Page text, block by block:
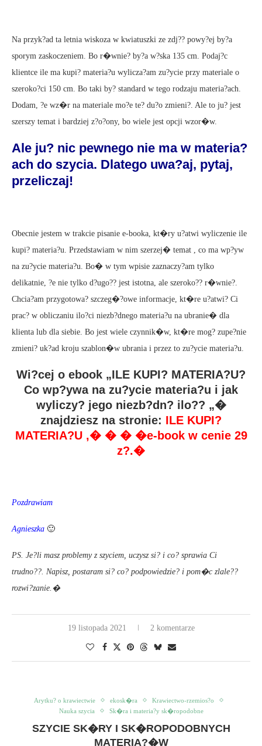
Na przyk?ad ta letnia wiskoza w kwiatuszki ze zdj?? powy?ej by?a
sporym zaskoczeniem. Bo r�wnie? by?a w?ska 135 cm. Podaj?c
klientce ile ma kupi? materia?u wylicza?am zu?ycie przy materiale o
szeroko?ci 150 cm. Bo taki by? standard w tego rodzaju materia?ach.
Dodam, ?e wz�r na materiale mo?e te? du?o zmieni?. Ale to ju? jest
szerszy temat i bardziej z?o?ony, bo wiele jest opcji wzor�w.
Ale ju? nic pewnego nie ma w materia?
ach do szycia. Dlatego uwa?aj, pytaj,
przeliczaj!
Obecnie jestem w trakcie pisanie e-booka, kt�ry u?atwi wyliczenie ile
kupi? materia?u. Przedstawiam w nim szerzej� temat , co ma wp?yw
na zu?ycie materia?u. Bo� w tym wpisie zaznaczy?am tylko
delikatnie, ?e nie tylko d?ugo?? jest istotna, ale szeroko?? r�wnie?.
Chcia?am przygotowa? szczeg�?owe informacje, kt�re u?atwi? Ci
prac? w obliczaniu ilo?ci niezb?dnego materia?u na ubranie� dla
klienta lub dla siebie. Bo jest wiele czynnik�w, kt�re mog? zupe?nie
zmieni? uk?ad kroju szablon�w ubrania i przez to zu?ycie materia?u.
Wi?cej o ebook „ILE KUPI? MATERIA?U?
Co wp?ywa na zu?ycie materia?u i jak
wyliczy? jego niezb?dn? ilo?? „�
znajdziesz na stronie: ILE KUPI?
MATERIA?U ,� � � �e-book w cenie 29
z?.�
Pozdrawiam
Agnieszka 🙂
PS. Je?li masz problemy z szyciem, uczysz si? i co? sprawia Ci
trudno??. Napisz, postaram si? co? podpowiedzie? i pom�c zlale??
rozwi?zanie.�
19 listopada 2021 2 komentarze
Arytku? o krawiectwie ekosk�ra
Krawiectwo-rzemios?o
Nauka szycia
Sk�ra i materia?y sk�ropodobne
SZYCIE SK�RY I SK�ROPODOBNYCH
MATERIA?�W